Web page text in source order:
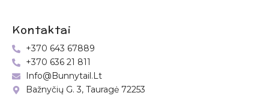
Kontaktai
+370 643 67889
+370 636 21 811
Info@bunnytail.lt
Bažnyčių G. 3, Tauragė 72253